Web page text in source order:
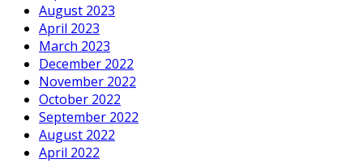
August 2023
April 2023
March 2023
December 2022
November 2022
October 2022
September 2022
August 2022
April 2022